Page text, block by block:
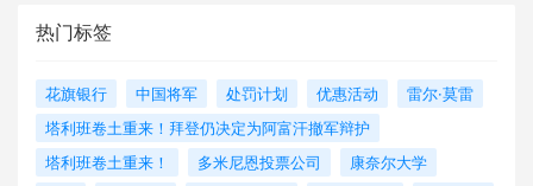
热门标签
花旗银行 中国将军 处罚计划 优惠活动
雷尔·莫雷
塔利班卷土重来！拜登仍决定为阿富汗撤军辩护
塔利班卷土重来！
多米尼恩投票公司
康奈尔大学